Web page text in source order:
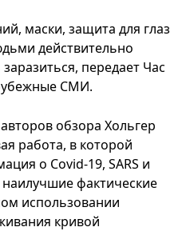
маски, защита для глаз
действительно
передает Час
СМИ.
обзора Хольгер
работа, в которой
о Covid-19, SARS и
наилучшие фактические
использовании
кривой